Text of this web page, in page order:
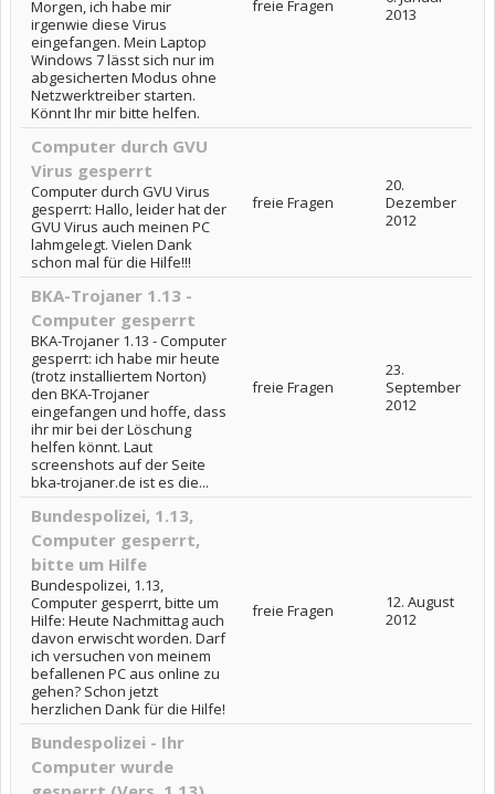
Morgen, ich habe mir
irgenwie diese Virus
eingefangen. Mein Laptop
Windows 7 lässt sich nur im
abgesicherten Modus ohne
Netzwerktreiber starten.
Könnt Ihr mir bitte helfen.
freie Fragen
2013
Computer durch GVU
Virus gesperrt
Computer durch GVU Virus
gesperrt: Hallo, leider hat der
GVU Virus auch meinen PC
lahmgelegt. Vielen Dank
schon mal für die Hilfe!!!
freie Fragen
20.
Dezember
2012
BKA-Trojaner 1.13 -
Computer gesperrt
BKA-Trojaner 1.13 - Computer
gesperrt: ich habe mir heute
(trotz installiertem Norton)
den BKA-Trojaner
eingefangen und hoffe, dass
ihr mir bei der Löschung
helfen könnt. Laut
screenshots auf der Seite
bka-trojaner.de ist es die...
freie Fragen
23.
September
2012
Bundespolizei, 1.13,
Computer gesperrt,
bitte um Hilfe
Bundespolizei, 1.13,
Computer gesperrt, bitte um
Hilfe: Heute Nachmittag auch
davon erwischt worden. Darf
ich versuchen von meinem
befallenen PC aus online zu
gehen? Schon jetzt
herzlichen Dank für die Hilfe!
freie Fragen
12. August
2012
Bundespolizei - Ihr
Computer wurde